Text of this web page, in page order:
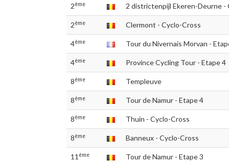
2ème 2 districtenpijl Ekeren-Deurne -
2ème Clermont - Cyclo-Cross
4ème Tour du Nivernais Morvan -
4ème Province Cycling Tour - Etape 4
8ème Templeuve
8ème Tour de Namur - Etape 4
8ème Thuin - Cyclo-Cross
8ème Banneux - Cyclo-Cross
11 ème Tour de Namur - Etape 3